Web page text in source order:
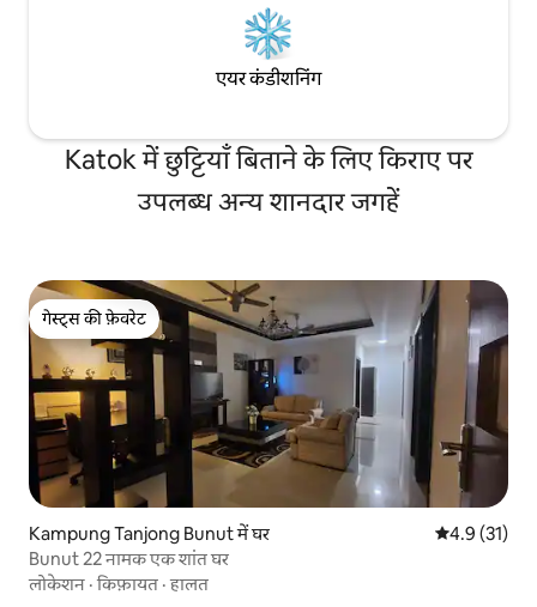
एयर कंडीशनिंग
Katok में छुट्टियाँ बिताने के लिए किराए पर
उपलब्ध अन्य शानदार जगहें
गेस्ट्स की फ़ेवरेट
गेस्ट्स की फ़ेवरेट
Kampung Tanjong Bunut में घर औसत रेटिंग 5
4.9 (31)
Bunut 22 नामक एक शांत घर
लोकेशन ·किफ़ायत ·हालत